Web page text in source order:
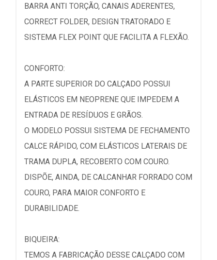
BARRA ANTI TORÇÃO, CANAIS ADERENTES,
CORRECT FOLDER, DESIGN TRATORADO E
SISTEMA FLEX POINT QUE FACILITA A FLEXÃO.
CONFORTO:
A PARTE SUPERIOR DO CALÇADO POSSUI
ELÁSTICOS EM NEOPRENE QUE IMPEDEM A
ENTRADA DE RESÍDUOS E GRÃOS.
O MODELO POSSUI SISTEMA DE FECHAMENTO
CALCE RÁPIDO, COM ELÁSTICOS LATERAIS DE
TRAMA DUPLA, RECOBERTO COM COURO.
DISPÕE, AINDA, DE CALCANHAR FORRADO COM
COURO, PARA MAIOR CONFORTO E
DURABILIDADE.
BIQUEIRA:
TEMOS A FABRICAÇÃO DESSE CALÇADO COM